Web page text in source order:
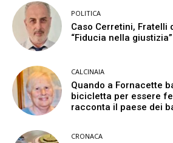
POLITICA
Caso Cerretini, Fratelli
“Fiducia nella giustizia”
CALCINAIA
Quando a Fornacette
bicicletta per essere
racconta il paese dei
CRONACA